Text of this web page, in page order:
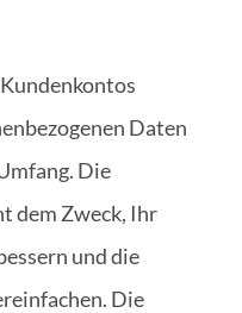
Daten
Die
dem Zweck, Ihr
und die
Die